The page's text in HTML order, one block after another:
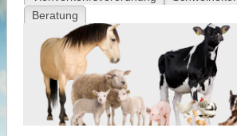
Beratung